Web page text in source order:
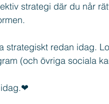
strategi där du når
strategiskt redan idag.
(och övriga sociala